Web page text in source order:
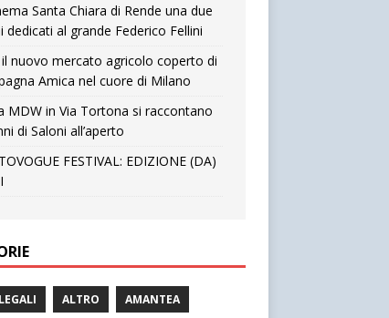
Santa Chiara di Rende una due
dedicati al grande Federico Fellini
nuovo mercato agricolo coperto di
Amica nel cuore di Milano
MDW in Via Tortona si raccontano
di Saloni all’aperto
FESTIVAL: EDIZIONE (DA)
ALTRO AMANTEA